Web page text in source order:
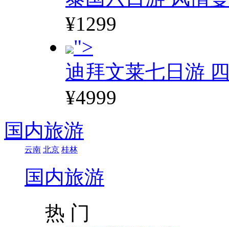
¥1299
">
迪拜文莱七日游
¥4999
国内旅游
云南 北京 桂林
国内旅游
热 门